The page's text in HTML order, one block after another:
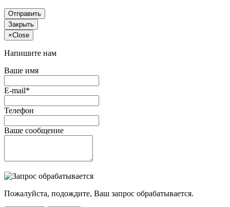
Отправить
Закрыть
×Close
Напишите нам
Ваше имя
E-mail*
Телефон
Ваше сообщение
Пожалуйста, подождите, Ваш запрос обрабатывается.